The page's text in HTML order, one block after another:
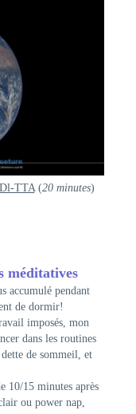
TTA (20 minutes)
méditatives
accumulé pendant
de dormir!
imposés, mon
dans les routines
de sommeil, et
10/15 minutes après
ou power nap,